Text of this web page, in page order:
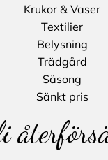
Krukor & Vaser
Textilier
Belysning
Trädgård
Säsong
Sänkt pris